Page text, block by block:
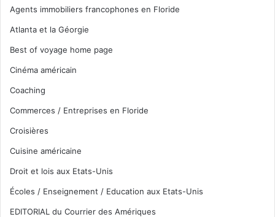
Agents immobiliers francophones en Floride
Atlanta et la Géorgie
Best of voyage home page
Cinéma américain
Coaching
Commerces / Entreprises en Floride
Croisières
Cuisine américaine
Droit et lois aux Etats-Unis
Écoles / Enseignement / Education aux Etats-Unis
EDITORIAL du Courrier des Amériques